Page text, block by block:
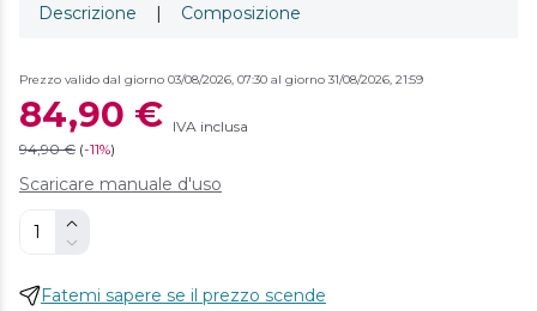
Descrizione | Composizione
Prezzo valido dal giorno 03/08/2026, 07:30 al giorno 31/08/2026, 21:59
84,90 € IVA inclusa
94,90 € (-11%)
Scaricare manuale d'uso
Fatemi sapere se il prezzo scende